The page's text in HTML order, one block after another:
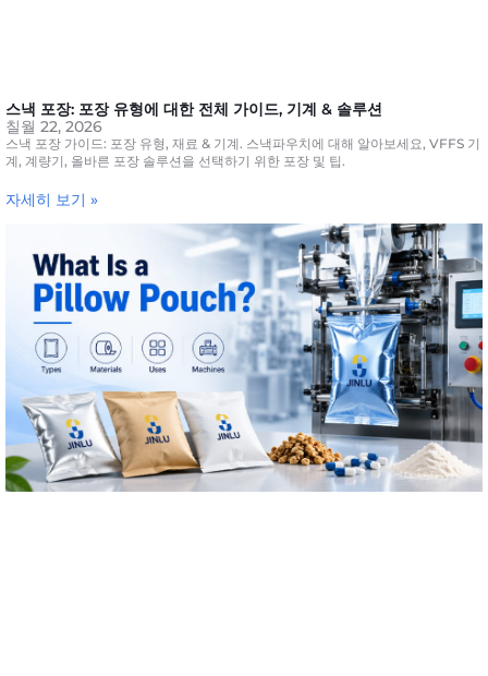
스낵 포장: 포장 유형에 대한 전체 가이드, 기계 & 솔루션
칠월 22, 2026
스낵 포장 가이드: 포장 유형, 재료 & 기계. 스낵파우치에 대해 알아보세요, VFFS 기
계, 계량기, 올바른 포장 솔루션을 선택하기 위한 포장 및 팁.
자세히 보기 »